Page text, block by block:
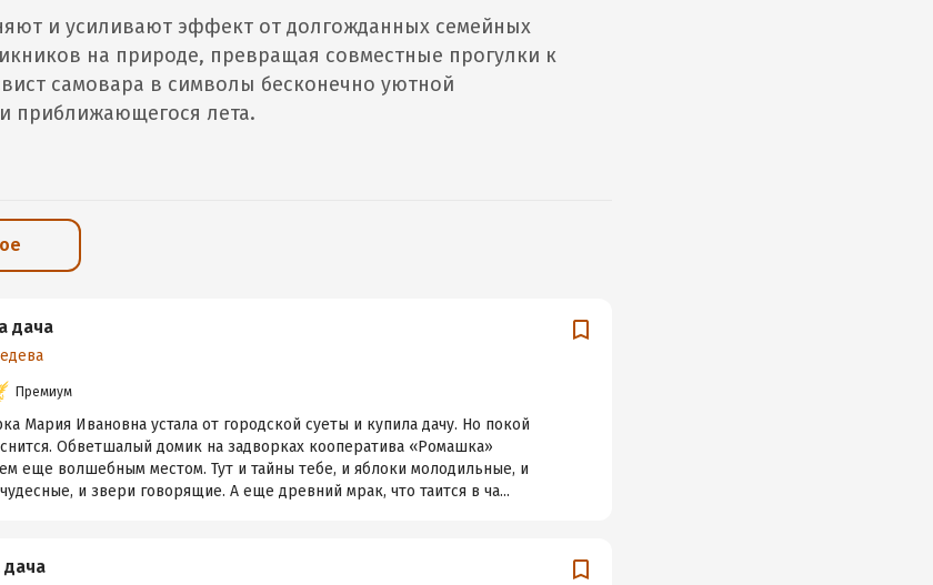
и усиливают эффект от долгожданных семейных
на природе, превращая совместные прогулки к
самовара в символы бесконечно уютной
приближающегося лета.
дача
Премиум
Мария Ивановна устала от городской суеты и купила дачу. Но покой
Обветшалый домик на задворках кооператива «Ромашка»
еще волшебным местом. Тут и тайны тебе, и яблоки молодильные, и
и звери говорящие. А еще древний мрак, что таится в ча...